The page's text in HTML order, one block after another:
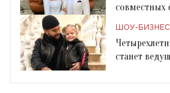
совместных
ШОУ-БИЗНЕС
станет